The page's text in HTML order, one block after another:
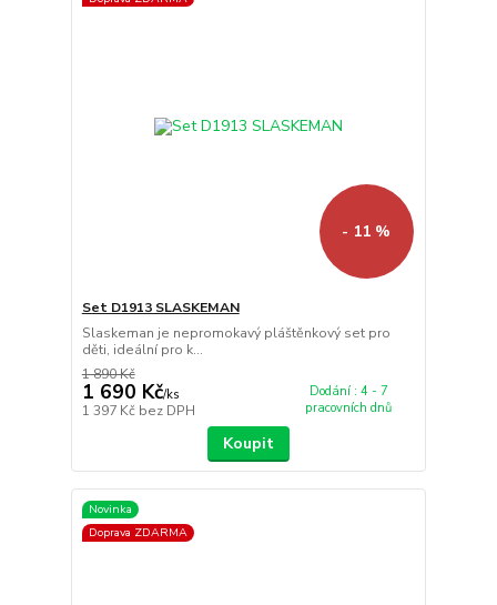
- 11 %
Set D1913 SLASKEMAN
Slaskeman je nepromokavý pláštěnkový set pro
děti, ideální pro k...
1 890 Kč
1 690 Kč/ks
1 397 Kč bez DPH
Dodání : 4 - 7
pracovních dnů
Koupit
Novinka
Doprava ZDARMA